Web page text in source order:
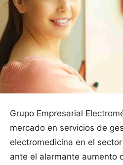
Grupo Empresarial
mercado en servicios de
electromedicina en el
ante el alarmante aumento